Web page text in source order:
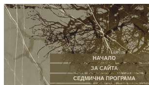
НАЧАЛО
ЗА САЙТА
СЕДМИЧНА ПРОГРАМА